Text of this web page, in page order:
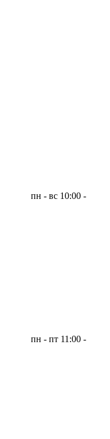
пн - вс 10:00 -
пн - пт 11:00 -